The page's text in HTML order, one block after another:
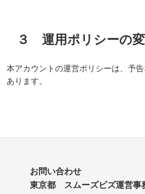
３ 運用ポリシーの
本アカウントの運営ポリシーは、予
あります。
お問い合わせ
東京都 スムーズビズ運営事